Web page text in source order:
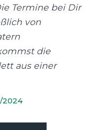
Termine bei Dir
von
die
aus einer
2024